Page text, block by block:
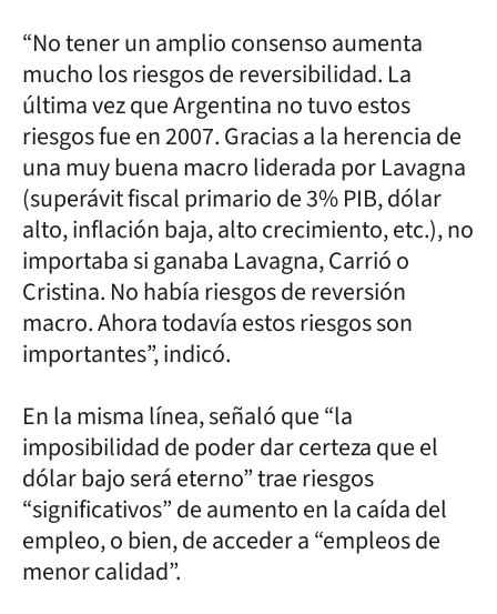
“No tener un amplio consenso aumenta
mucho los riesgos de reversibilidad. La
última vez que Argentina no tuvo estos
riesgos fue en 2007. Gracias a la herencia de
una muy buena macro liderada por Lavagna
(superávit fiscal primario de 3% PIB, dólar
alto, inflación baja, alto crecimiento, etc.), no
importaba si ganaba Lavagna, Carrió o
Cristina. No había riesgos de reversión
macro. Ahora todavía estos riesgos son
importantes”, indicó.
En la misma línea, señaló que “la
imposibilidad de poder dar certeza que el
dólar bajo será eterno” trae riesgos
“significativos” de aumento en la caída del
empleo, o bien, de acceder a “empleos de
menor calidad”.